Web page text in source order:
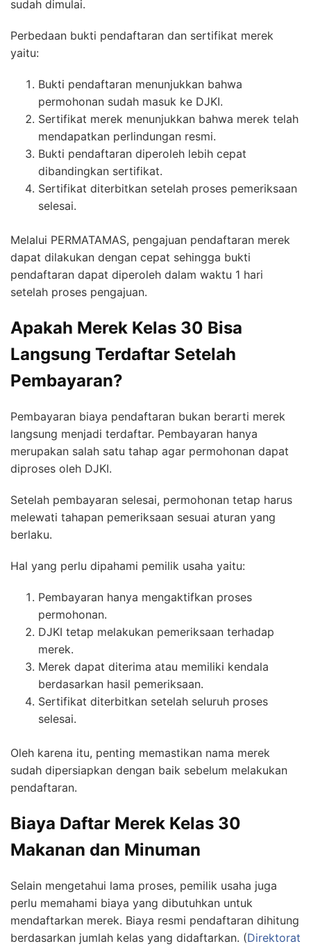
sudah dimulai.
Perbedaan bukti pendaftaran dan sertifikat merek
yaitu:
Bukti pendaftaran menunjukkan bahwa
permohonan sudah masuk ke DJKI.
Sertifikat merek menunjukkan bahwa merek telah
mendapatkan perlindungan resmi.
Bukti pendaftaran diperoleh lebih cepat
dibandingkan sertifikat.
Sertifikat diterbitkan setelah proses pemeriksaan
selesai.
Melalui PERMATAMAS, pengajuan pendaftaran merek
dapat dilakukan dengan cepat sehingga bukti
pendaftaran dapat diperoleh dalam waktu 1 hari
setelah proses pengajuan.
Apakah Merek Kelas 30 Bisa
Langsung Terdaftar Setelah
Pembayaran?
Pembayaran biaya pendaftaran bukan berarti merek
langsung menjadi terdaftar. Pembayaran hanya
merupakan salah satu tahap agar permohonan dapat
diproses oleh DJKI.
Setelah pembayaran selesai, permohonan tetap harus
melewati tahapan pemeriksaan sesuai aturan yang
berlaku.
Hal yang perlu dipahami pemilik usaha yaitu:
Pembayaran hanya mengaktifkan proses
permohonan.
DJKI tetap melakukan pemeriksaan terhadap
merek.
Merek dapat diterima atau memiliki kendala
berdasarkan hasil pemeriksaan.
Sertifikat diterbitkan setelah seluruh proses
selesai.
Oleh karena itu, penting memastikan nama merek
sudah dipersiapkan dengan baik sebelum melakukan
pendaftaran.
Biaya Daftar Merek Kelas 30
Makanan dan Minuman
Selain mengetahui lama proses, pemilik usaha juga
perlu memahami biaya yang dibutuhkan untuk
mendaftarkan merek. Biaya resmi pendaftaran dihitung
berdasarkan jumlah kelas yang didaftarkan. (Direktorat